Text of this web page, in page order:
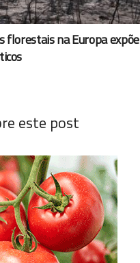
florestais na Europa
este post